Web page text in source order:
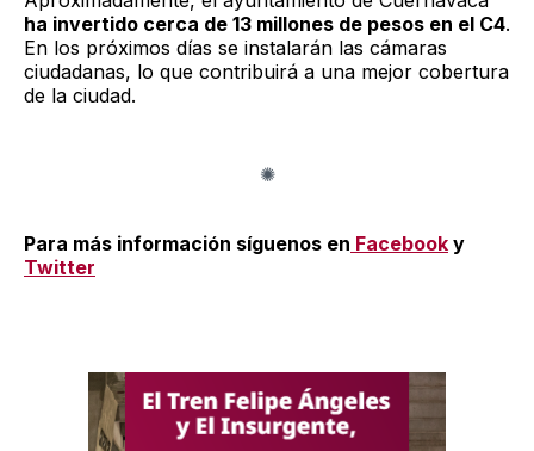
ha invertido cerca de 13 millones de pesos en el C4.
En los próximos días se instalarán las cámaras
ciudadanas, lo que contribuirá a una mejor cobertura
de la ciudad.
Para más información síguenos en Facebook y
Twitter